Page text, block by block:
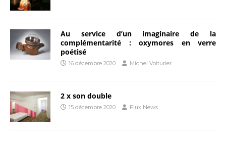
Au service d’un imaginaire de la
complémentarité : oxymores en verre
poétisé
16 décembre 2020 Michel Voiturier
2 x son double
15 décembre 2020 Flux News